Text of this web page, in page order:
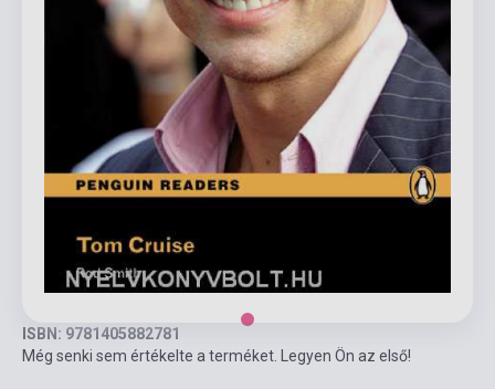
ISBN: 9781405882781
Még senki sem értékelte a terméket. Legyen Ön az első!